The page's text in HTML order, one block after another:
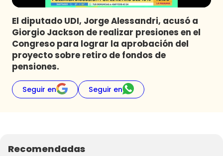
El diputado UDI, Jorge Alessandri, acusó a
Giorgio Jackson de realizar presiones en el
Congreso para lograr la aprobación del
proyecto sobre retiro de fondos de
pensiones.
Seguir en Seguir en
Recomendadas
Plan Perfecto
El Tiempo
Sabingo
Todos Los Programas